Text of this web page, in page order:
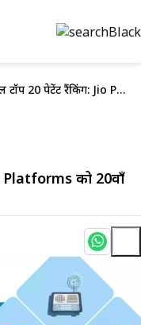
WIPO ग्लोबल टॉप 20 पेटेंट रैंकिंग: Jio Platforms को 20वाँ स्थान मिला
Platforms को 20वाँ